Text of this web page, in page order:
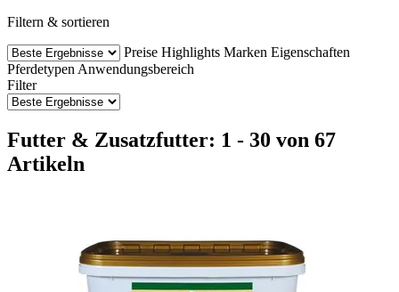
Filtern & sortieren
Preise Highlights Marken Eigenschaften
Pferdetypen Anwendungsbereich
Filter
Futter & Zusatzfutter: 1 - 30 von 67
Artikeln